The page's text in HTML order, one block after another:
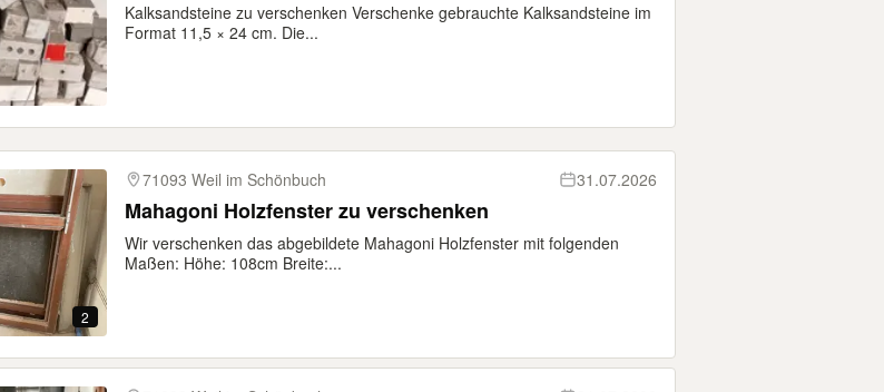
Kalksandsteine zu verschenken Verschenke gebrauchte Kalksandsteine im
Format 11,5 × 24 cm. Die...
2
71093 Weil im Schönbuch 31.07.2026
Mahagoni Holzfenster zu verschenken
Wir verschenken das abgebildete Mahagoni Holzfenster mit folgenden
Maßen: Höhe: 108cm Breite:...